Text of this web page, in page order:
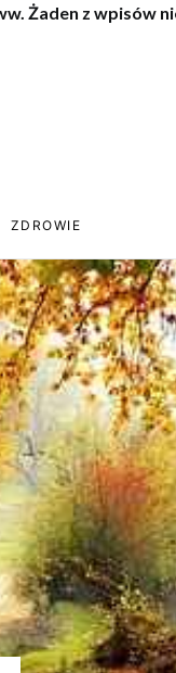
Żaden z wpisów
ZDROWIE